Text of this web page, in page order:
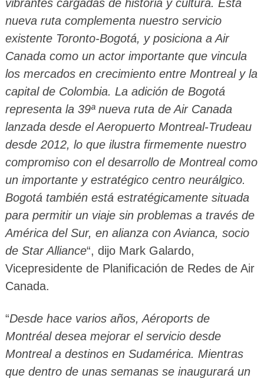
vibrantes cargadas de historia y cultura. Esta
nueva ruta complementa nuestro servicio
existente Toronto-Bogotá, y posiciona a Air
Canada como un actor importante que vincula
los mercados en crecimiento entre Montreal y la
capital de Colombia. La adición de Bogotá
representa la 39ª nueva ruta de Air Canada
lanzada desde el Aeropuerto Montreal-Trudeau
desde 2012, lo que ilustra firmemente nuestro
compromiso con el desarrollo de Montreal como
un importante y estratégico centro neurálgico.
Bogotá también está estratégicamente situada
para permitir un viaje sin problemas a través de
América del Sur, en alianza con Avianca, socio
de Star Alliance“, dijo Mark Galardo,
Vicepresidente de Planificación de Redes de Air
Canada.
“Desde hace varios años, Aéroports de
Montréal desea mejorar el servicio desde
Montreal a destinos en Sudamérica. Mientras
que dentro de unas semanas se inaugurará un